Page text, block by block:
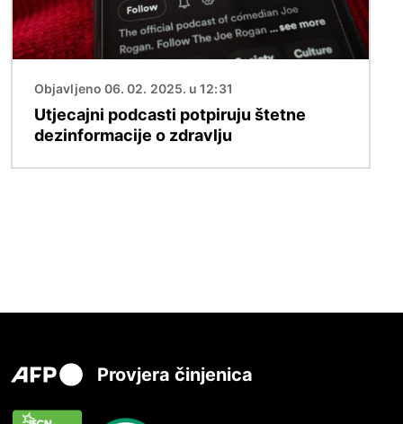
Objavljeno 06. 02. 2025. u 12:31
Utjecajni podcasti potpiruju štetne
dezinformacije o zdravlju
Provjera činjenica